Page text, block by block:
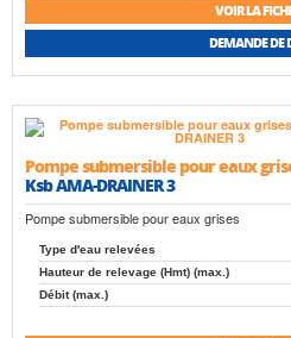
VOIR LA
DEMANDE DE
Pompe submersible pour eaux
Ksb AMA-DRAINER 3
Pompe submersible pour eaux grises
Type d'eau relevées
Hauteur de relevage (Hmt) (max.)
Débit (max.)